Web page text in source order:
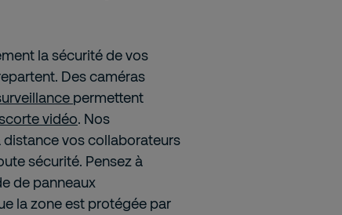
la sécurité de vos
Des caméras
permettent
vidéo. Nos
vos collaborateurs
sécurité. Pensez à
de panneaux
la zone est protégée par